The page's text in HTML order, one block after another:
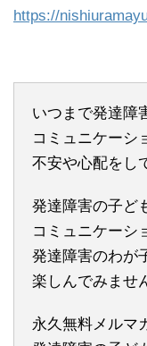
https://
いつまで発達障
コミュニケーシ
不安や心配をし
発達障害の子ど
コミュニケーシ
発達障害のわが
楽しんでみませ
永久無料メルマ